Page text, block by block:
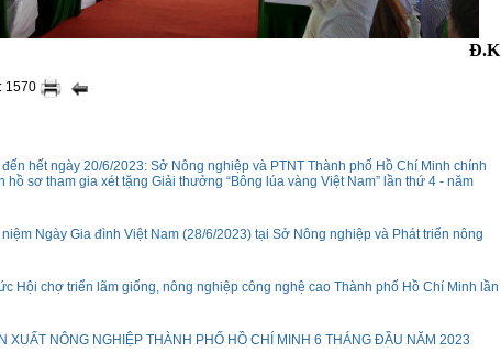
Đ.K
1570
hết ngày 20/6/2023: Sở Nông nghiệp và PTNT Thành phố Hồ Chí Minh chính
hồ sơ tham gia xét tặng Giải thưởng “Bông lúa vàng Việt Nam” lần thứ 4 - năm
niệm Ngày Gia đình Việt Nam (28/6/2023) tại Sở Nông nghiệp và Phát triển nông
Hội chợ triển lãm giống, nông nghiệp công nghệ cao Thành phố Hồ Chí Minh lần
XUẤT NÔNG NGHIỆP THÀNH PHỐ HỒ CHÍ MINH 6 THÁNG ĐẦU NĂM 2023